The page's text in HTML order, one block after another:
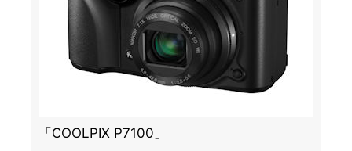
「COOLPIX P7100」